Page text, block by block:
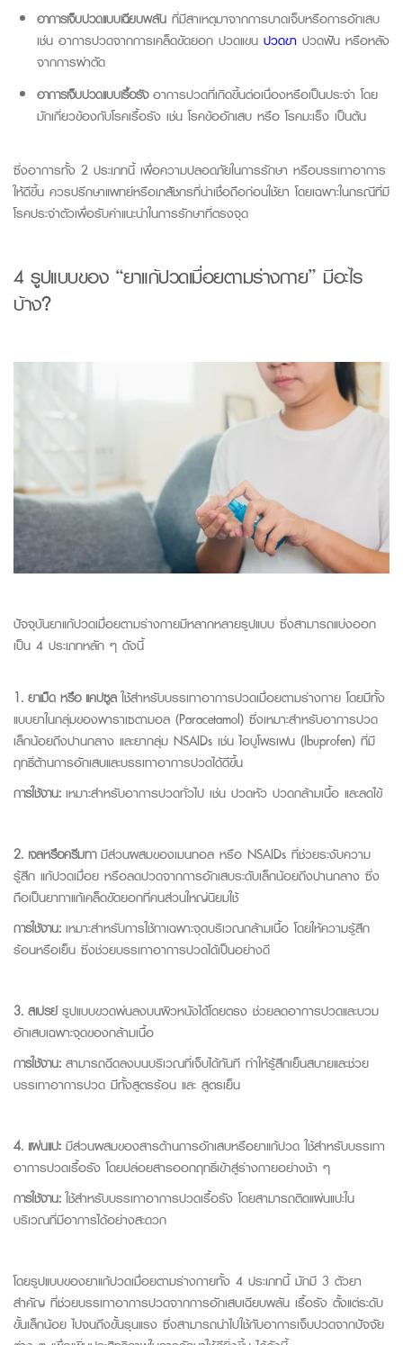
อาการเจ็บปวดแบบเฉียบพลัน ที่มีสาเหตุมาจากการบาดเจ็บหรือการอักเสบ
เช่น อาการปวดจากการเคล็ดขัดยอก ปวดแขน ปวดขา ปวดฟัน หรือหลัง
จากการผ่าตัด
อาการเจ็บปวดแบบเรื้อรังอาการปวดที่เกิดขึ้นต่อเนื่องหรือเป็นประจำ โดย
มักเกี่ยวข้องกับโรคเรื้อรัง เช่น โรคข้ออักเสบ หรือ โรคมะเร็ง เป็นต้น
ซึ่งอาการทั้ง 2 ประเภทนี้ เพื่อความปลอดภัยในการรักษา หรือบรรเทาอาการ
ให้ดีขึ้น ควรปรึกษาแพทย์หรือเภสัชกรที่น่าเชื่อถือก่อนใช้ยา โดยเฉพาะในกรณีที่มี
โรคประจำตัวเพื่อรับคำแนะนำในการรักษาที่ตรงจุด
4 รูปแบบของ “ยาแก้ปวดเมื่อยตามร่างกาย” มีอะไร
บ้าง?
ปัจจุบันยาแก้ปวดเมื่อยตามร่างกายมีหลากหลายรูปแบบ ซึ่งสามารถแบ่งออก
เป็น 4 ประเภทหลัก ๆ ดังนี้
1. ยาเม็ด หรือ แคปซูลใช้สำหรับบรรเทาอาการปวดเมื่อยตามร่างกาย โดยมีทั้ง
แบบยาในกลุ่มของพาราเซตามอล (Paracetamol) ซึ่งเหมาะสำหรับอาการปวด
เล็กน้อยถึงปานกลาง และยากลุ่ม NSAIDs เช่น ไอบูโพรเฟน (Ibuprofen) ที่มี
ฤทธิ์ต้านการอักเสบและบรรเทาอาการปวดได้ดีขึ้น
การใช้งาน: เหมาะสำหรับอาการปวดทั่วไป เช่น ปวดหัว ปวดกล้ามเนื้อ และลดไข้
2. เจลหรือครีมทามีส่วนผสมของเมนทอล หรือ NSAIDs ที่ช่วยระงับความ
รู้สึก แก้ปวดเมื่อย หรือลดปวดจากการอักเสบระดับเล็กน้อยถึงปานกลาง ซึ่ง
ถือเป็นยาทาแก้เคล็ดขัดยอกที่คนส่วนใหญ่นิยมใช้
การใช้งาน: เหมาะสำหรับการใช้ทาเฉพาะจุดบริเวณกล้ามเนื้อ โดยให้ความรู้สึก
ร้อนหรือเย็น ซึ่งช่วยบรรเทาอาการปวดได้เป็นอย่างดี
3. สเปรย์รูปแบบขวดพ่นลงบนผิวหนังได้โดยตรง ช่วยลดอาการปวดและบวม
อักเสบเฉพาะจุดของกล้ามเนื้อ
การใช้งาน: สามารถฉีดลงบนบริเวณที่เจ็บได้ทันที ทำให้รู้สึกเย็นสบายและช่วย
บรรเทาอาการปวด มีทั้งสูตรร้อน และ สูตรเย็น
4. แผ่นแปะ มีส่วนผสมของสารต้านการอักเสบหรือยาแก้ปวด ใช้สำหรับบรรเทา
อาการปวดเรื้อรัง โดยปล่อยสารออกฤทธิ์เข้าสู่ร่างกายอย่างช้า ๆ
การใช้งาน:ใช้สำหรับบรรเทาอาการปวดเรื้อรัง โดยสามารถติดแผ่นแปะใน
บริเวณที่มีอาการได้อย่างสะดวก
โดยรูปแบบของยาแก้ปวดเมื่อยตามร่างกายทั้ง 4 ประเภทนี้ มักมี 3 ตัวยา
สำคัญ ที่ช่วยบรรเทาอาการปวดจากการอักเสบเฉียบพลัน เรื้อรัง ตั้งแต่ระดับ
ขั้นเล็กน้อย ไปจนถึงขั้นรุนแรง ซึ่งสามารถนำไปใช้กับอาการเจ็บปวดจากปัจจัย